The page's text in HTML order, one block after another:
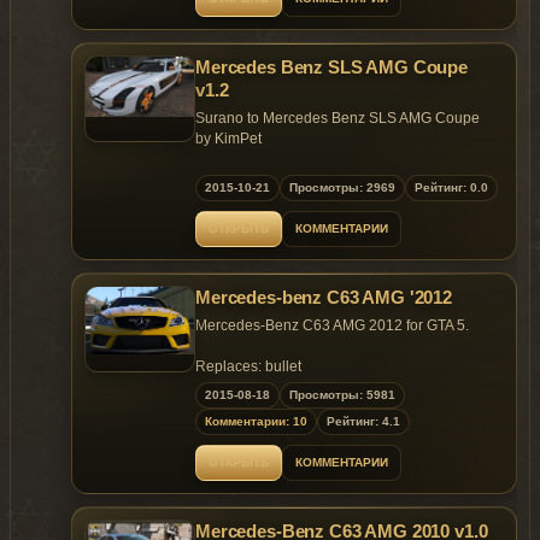
Mercedes Benz SLS AMG Coupe
v1.2
Surano to Mercedes Benz SLS AMG Coupe
by KimPet
Model: PCars+AC
Ripped: DMN
Update 1.2
Fix Some Details.
New 3D Engine
New Hood & Trunk Shuts
Update 1.1
Fix yellow tuning parts.
Remove text from wheels.
Important!
You need to replace the old version of
"surano_mods.rpf" there are some changes I
made to it.
2015-10-21 Просмотры: 2969 Рейтинг: 0.0
КОММЕНТАРИИ
Mercedes-benz C63 AMG '2012
Mercedes-Benz C63 AMG 2012 for GTA 5.
Replaces: bullet
2015-08-18
Просмотры: 5981
Комментарии: 10
Рейтинг: 4.1
КОММЕНТАРИИ
Mercedes-Benz C63 AMG 2010 v1.0